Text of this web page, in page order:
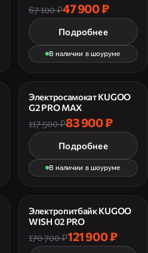
67 100 ₽47 900 ₽
Подробнее
В наличии в шоуруме
Электросамокат KUGOO
G2 PRO MAX
117 500 ₽83 900 ₽
Подробнее
В наличии в шоуруме
Электропитбайк KUGOO
WISH 02 PRO
170 700 ₽121 900 ₽